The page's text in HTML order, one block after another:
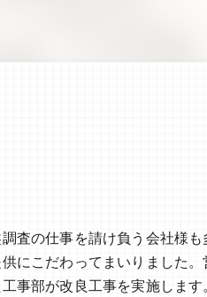
査の仕事を請け負う会社様
にこだわってまいりました
事部が改良工事を実施しま